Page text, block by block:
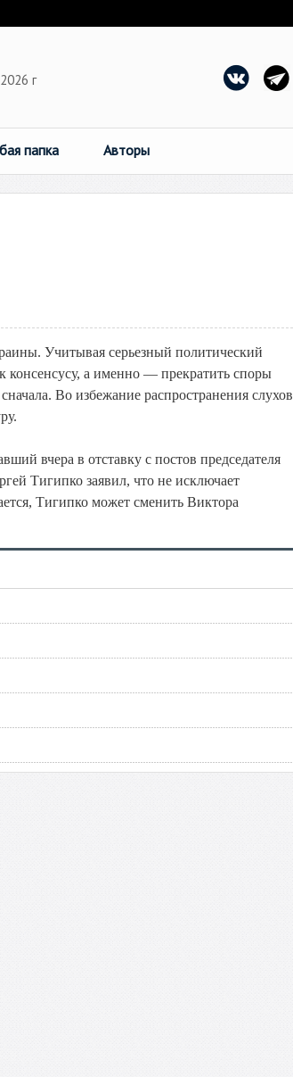
г
папка Авторы
Учитывая серьезный политический
консенсусу, а именно — прекратить споры
Во избежание распространения слухов
вчера в отставку с постов председателя
Тигипко заявил, что не исключает
Тигипко может сменить Виктора